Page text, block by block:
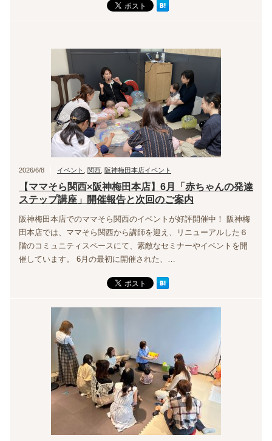
2026/6/8 イベント 関西 阪神梅田本店イベント
【ママそら関西×阪神梅田本店】6月「赤ちゃんの発達
ステップ講座」開催報告と次回のご案内
阪神梅田本店でのママそら関西のイベントが好評開催中！ 阪神梅
田本店では、ママそら関西から講師を迎え、リニューアルした６
階のコミュニティスペースにて、素敵なセミナーやイベントを開
催しています。 6月の最初に開催された、…